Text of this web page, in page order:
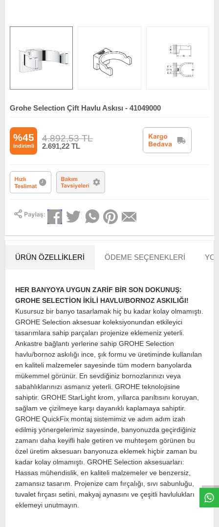
Grohe Selection Çift Havlu Askısı - 41049000
%45
indirimli
4.892,53TL
2.691,22 TL
ÜRÜN ÖZELLIKLERI ÖDEME SEÇENEKLERI
HER BANYOYA UYGUN ZARİF BİR SON DOKUNUŞ:
GROHE SELECTİON İKİLİ HAVLU/BORNOZ ASKILIĞI!
Kusursuz bir banyo tasarlamak hiç bu kadar kolay olmamıştı.
GROHE Selection aksesuar koleksiyonundan etkileyici
tasarımlara sahip parçaları projenize eklemeniz yeterli.
Ankastre bağlantı yerlerine sahip GROHE Selection
havlu/bornoz askılığı ince, şık formu ve üretiminde kullanılan
en kaliteli malzemeler sayesinde tüm modern banyolarda
mükemmel görünür. En sevdiğiniz bornozlarınızı veya
sabahlıklarınızı asmanız yeterli. GROHE teknolojisine
sahiptir. GROHE StarLight krom, yıllarca parıltısını koruyan,
sağlam ve çizilmeye karşı dayanıklı kaplamaya sahiptir.
GROHE QuickFix montaj sistemimiz ve adım adım izah
edilmiş yönergelerimiz sayesinde, banyonuzda geçirdiğiniz
zamanı daha keyifli hale getiren ve muhteşem görünen bu
özel üretim aksesuarı banyonuza eklemek hiçbir zaman bu
kadar kolay olmamıştı. GROHE Selection aksesuarları:
Hassas mühendislik, en kaliteli malzemeler ve benzersiz,
zamansız tasarım. Projenize cam fırçalığı, sıvı sabunluğu,
tuvalet fırçası setini, makyaj aynasını ve çeşitli havlulukları
eklemeyi unutmayın.